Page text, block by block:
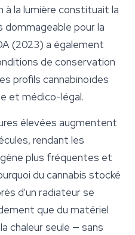
à la lumière constituait la
dommageable pour la
(2023) a également
de conservation
profils cannabinoïdes
et médico-légal.
élevées augmentent
rendant les
plus fréquentes et
du cannabis stocké
d'un radiateur se
que du matériel
chaleur seule — sans